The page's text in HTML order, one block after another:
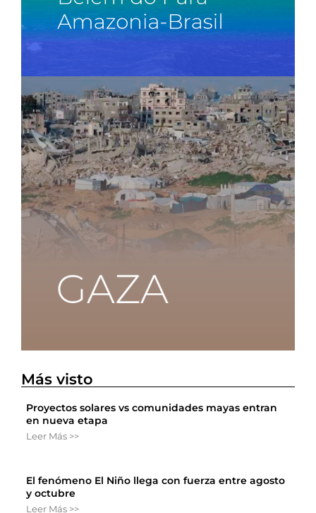
Más visto
Proyectos solares vs comunidades mayas entran
en nueva etapa
Leer Más >>
El fenómeno El Niño llega con fuerza entre agosto
y octubre
Leer Más >>